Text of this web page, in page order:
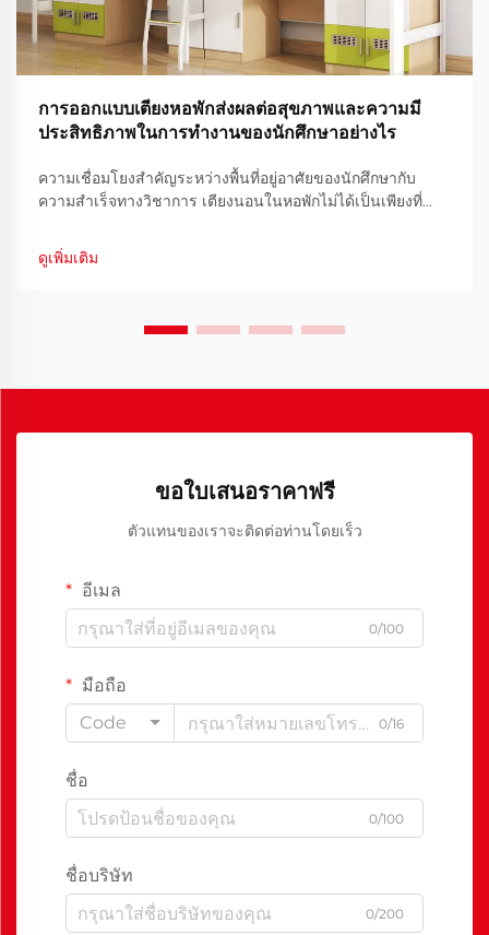
การออกแบบเตียงหอพักส่งผลต่อสุขภาพและความมี
ประสิทธิภาพในการทำงานของนักศึกษาอย่างไร
ความเชื่อมโยงสำคัญระหว่างพื้นที่อยู่อาศัยของนักศึกษากับ
ความสำเร็จทางวิชาการ เตียงนอนในหอพักไม่ได้เป็นเพียงที่
นักศึกษาตลอดเส้นทางการศึกษา เมื่อมหาวิทยาลัยทั่วโลกกำลัง
ให้ความสำคัญกับการปรับปรุงสภาพแวดล้อมการเรียนรู้...
ดูเพิ่มเติม
ขอใบเสนอราคาฟรี
ตัวแทนของเราจะติดต่อท่านโดยเร็ว
อีเมล
0/100
มือถือ
Code
0/16
ชื่อ
0/100
ชื่อบริษัท
0/200